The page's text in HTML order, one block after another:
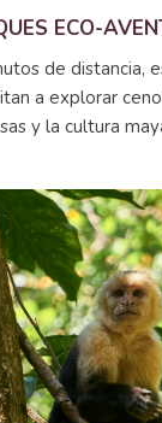
ECO-
de distancia,
a explorar
y la cultura